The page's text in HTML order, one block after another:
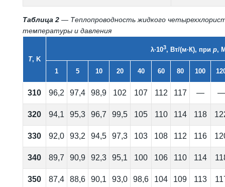
Таблица 2 — Теплопроводность жидкого
температуры и давления
T, K
λ·103, Вт/(м·К), при p,
1 5 10 20 40 60 80 100
310 96,2 97,4 98,9 102 107 112 117 — —
320 94,1 95,3 96,7 99,5 105 110 114 118
330 92,0 93,2 94,5 97,3 103 108 112 116
340 89,7 90,9 92,3 95,1 100 106 110 114
350 87,4 88,6 90,1 93,0 98,6 104 109 113